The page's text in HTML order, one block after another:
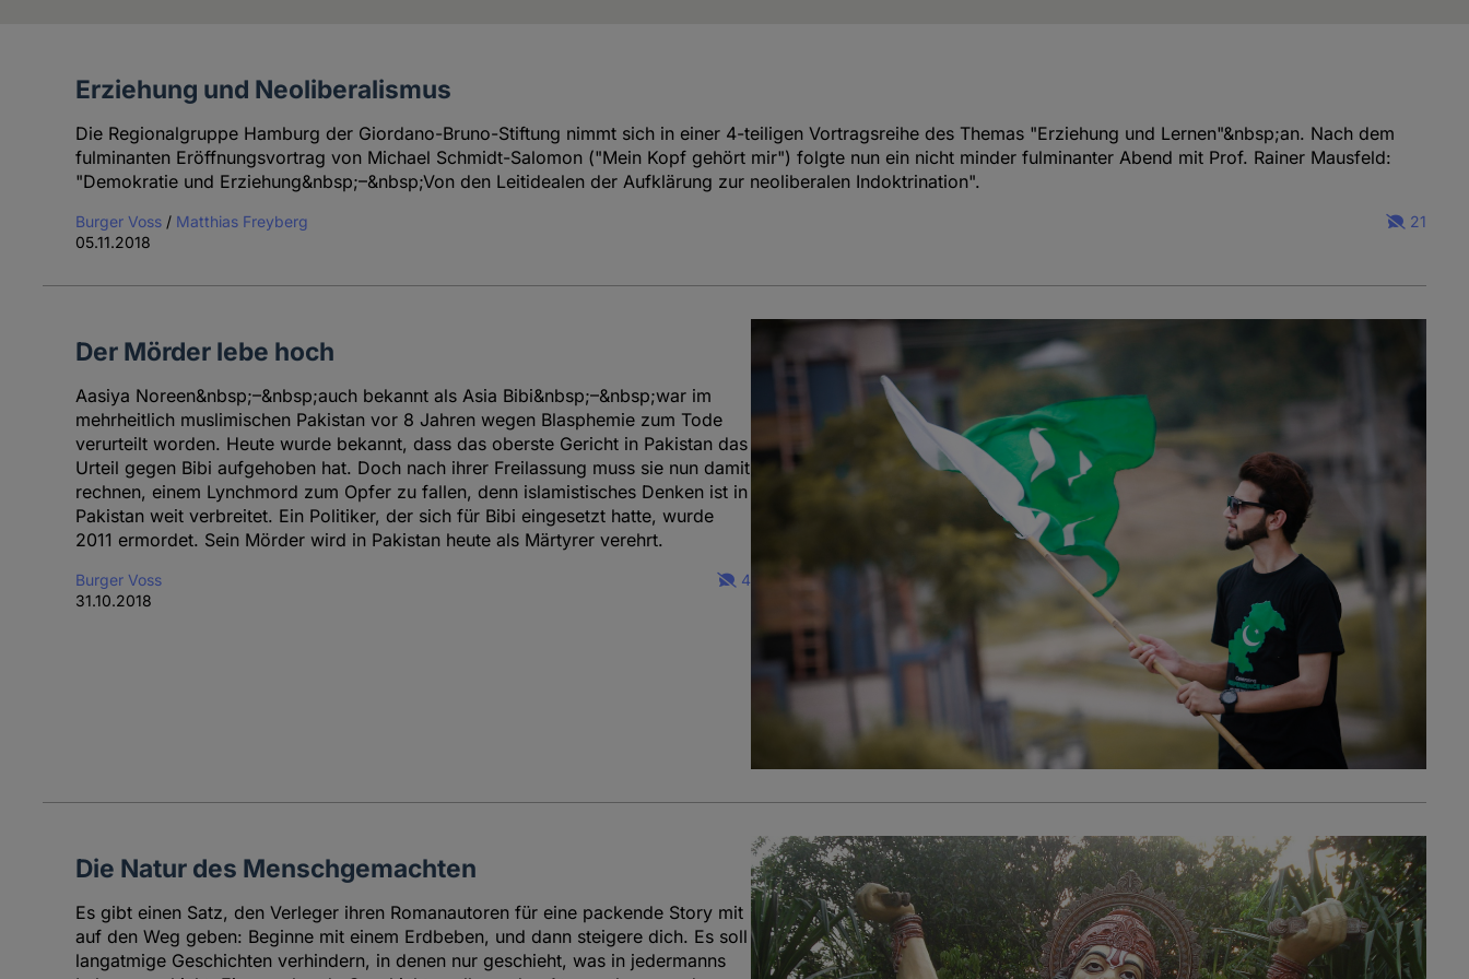
Artikel
Autoren
Erziehung und Neoliberalismus
Die Regionalgruppe Hamburg der Giordano-Bruno-Stiftung nimmt sich in einer 4-teiligen Vortragsreihe des Themas "Erziehung und Lernen"&nbsp;an. Nach dem
fulminanten Eröffnungsvortrag von Michael Schmidt-Salomon ("Mein Kopf gehört mir") folgte nun ein nicht minder fulminanter Abend mit Prof. Rainer Mausfeld:
"Demokratie und Erziehung&nbsp;–&nbsp;Von den Leitidealen der Aufklärung zur neoliberalen Indoktrination".
Burger Voss/ Matthias Freyberg
05.11.2018
21
Der Mörder lebe hoch
Aasiya Noreen&nbsp;–&nbsp;auch bekannt als Asia Bibi&nbsp;–&nbsp;war im
mehrheitlich muslimischen Pakistan vor 8 Jahren wegen Blasphemie zum Tode
verurteilt worden. Heute wurde bekannt, dass das oberste Gericht in Pakistan das
Urteil gegen Bibi aufgehoben hat. Doch nach ihrer Freilassung muss sie nun damit
rechnen, einem Lynchmord zum Opfer zu fallen, denn islamistisches Denken ist in
Pakistan weit verbreitet. Ein Politiker, der sich für Bibi eingesetzt hatte, wurde
2011 ermordet. Sein Mörder wird in Pakistan heute als Märtyrer verehrt.
Burger Voss
31.10.2018
4
Die Natur des Menschgemachten
Es gibt einen Satz, den Verleger ihren Romanautoren für eine packende Story mit
auf den Weg geben: Beginne mit einem Erdbeben, und dann steigere dich. Es soll
langatmige Geschichten verhindern, in denen nur geschieht, was in jedermanns